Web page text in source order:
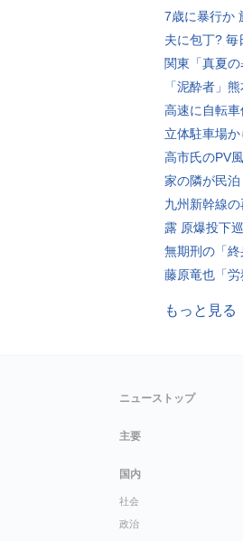
7歳に暴行か
夫に包丁? 毎
関東「真夏
「泥酔者」
高速に自転
立体駐車場
高市氏のPV
家の隣が民泊
九州新幹線
露 原爆投下
無期刑の「終
藤原竜也「
もっと見る
ニューストップ
主要
国内
社会
政治